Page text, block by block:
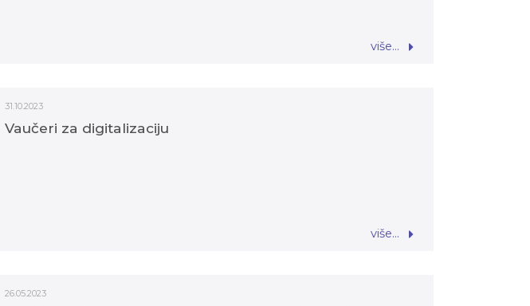
više...
31.10.2023
Vaučeri za digitalizaciju
više...
26.05.2023